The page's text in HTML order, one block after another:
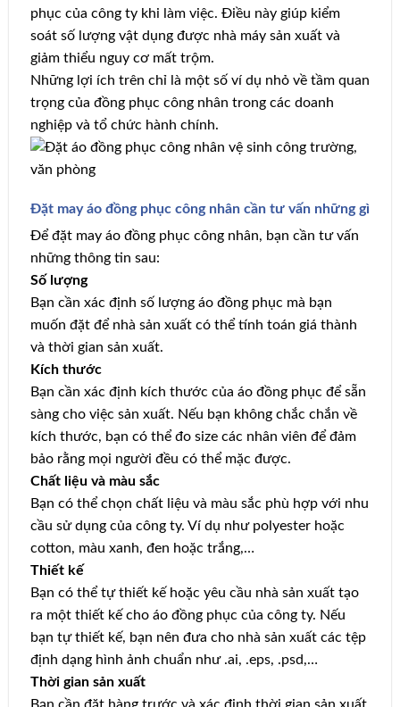
phục của công ty khi làm việc. Điều này giúp kiểm
soát số lượng vật dụng được nhà máy sản xuất và
giảm thiểu nguy cơ mất trộm.
Những lợi ích trên chỉ là một số ví dụ nhỏ về tầm quan
trọng của đồng phục công nhân trong các doanh
nghiệp và tổ chức hành chính.
Đặt may áo đồng phục công nhân cần tư vấn những gì
Để đặt may áo đồng phục công nhân, bạn cần tư vấn
những thông tin sau:
Số lượng
Bạn cần xác định số lượng áo đồng phục mà bạn
muốn đặt để nhà sản xuất có thể tính toán giá thành
và thời gian sản xuất.
Kích thước
Bạn cần xác định kích thước của áo đồng phục để sẵn
sàng cho việc sản xuất. Nếu bạn không chắc chắn về
kích thước, bạn có thể đo size các nhân viên để đảm
bảo rằng mọi người đều có thể mặc được.
Chất liệu và màu sắc
Bạn có thể chọn chất liệu và màu sắc phù hợp với nhu
cầu sử dụng của công ty. Ví dụ như polyester hoặc
cotton, màu xanh, đen hoặc trắng,…
Thiết kế
Bạn có thể tự thiết kế hoặc yêu cầu nhà sản xuất tạo
ra một thiết kế cho áo đồng phục của công ty. Nếu
bạn tự thiết kế, bạn nên đưa cho nhà sản xuất các tệp
định dạng hình ảnh chuẩn như .ai, .eps, .psd,…
Thời gian sản xuất